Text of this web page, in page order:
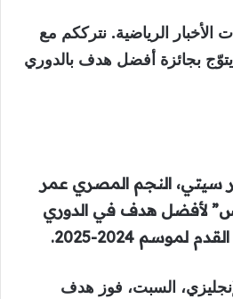
24- متابعات الأخبار الرياضية. نترككم مع
بجائزة أفضل هدف بالدوري
النجم المصري عمر
لأفضل هدف في الدوري
لموسم 2024-2025.
السبت، فوز هدف